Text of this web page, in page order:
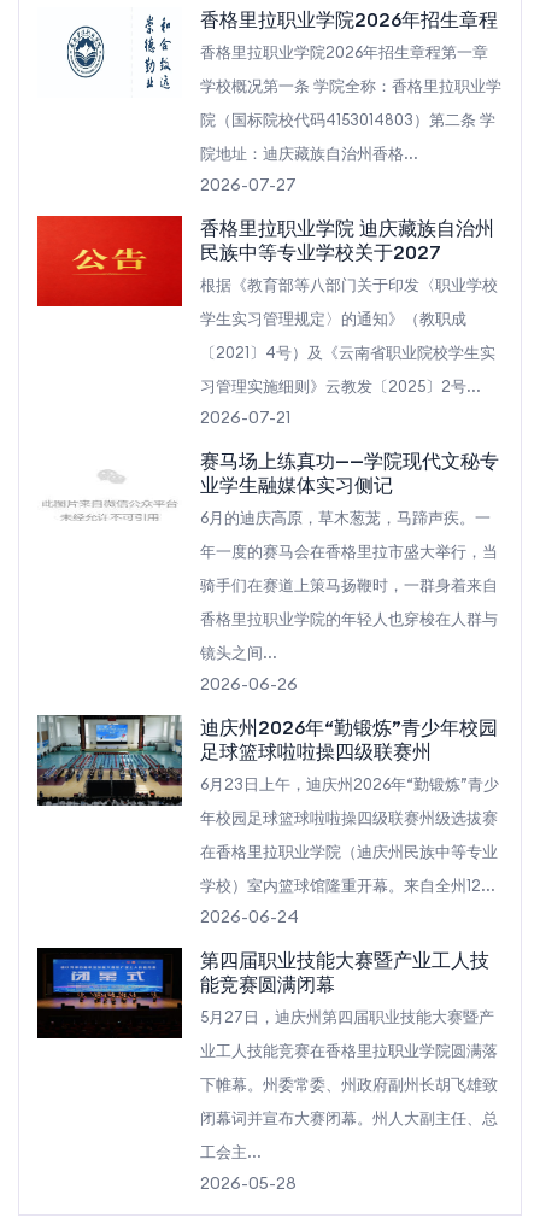
香格里拉职业学院2026年招生章程
香格里拉职业学院2026年招生章程第一章
学校概况第一条 学院全称：香格里拉职业学
院（国标院校代码4153014803）第二条 学
院地址：迪庆藏族自治州香格...
2026-07-27
香格里拉职业学院 迪庆藏族自治州
民族中等专业学校关于2027
根据《教育部等八部门关于印发〈职业学校
学生实习管理规定〉的通知》（教职成
〔2021〕4号）及《云南省职业院校学生实
习管理实施细则》云教发〔2025〕2号...
2026-07-21
赛马场上练真功——学院现代文秘专
业学生融媒体实习侧记
6月的迪庆高原，草木葱茏，马蹄声疾。一
年一度的赛马会在香格里拉市盛大举行，当
骑手们在赛道上策马扬鞭时，一群身着来自
香格里拉职业学院的年轻人也穿梭在人群与
镜头之间...
2026-06-26
迪庆州2026年“勤锻炼”青少年校园
足球篮球啦啦操四级联赛州
6月23日上午，迪庆州2026年“勤锻炼”青少
年校园足球篮球啦啦操四级联赛州级选拔赛
在香格里拉职业学院（迪庆州民族中等专业
学校）室内篮球馆隆重开幕。来自全州12...
2026-06-24
第四届职业技能大赛暨产业工人技
能竞赛圆满闭幕
5月27日，迪庆州第四届职业技能大赛暨产
业工人技能竞赛在香格里拉职业学院圆满落
下帷幕。州委常委、州政府副州长胡飞雄致
闭幕词并宣布大赛闭幕。州人大副主任、总
工会主...
2026-05-28